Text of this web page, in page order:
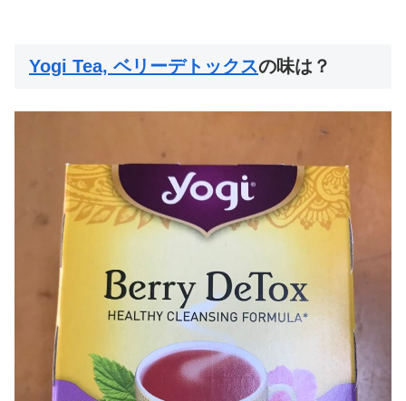
Yogi Tea, ベリーデトックスの味は？